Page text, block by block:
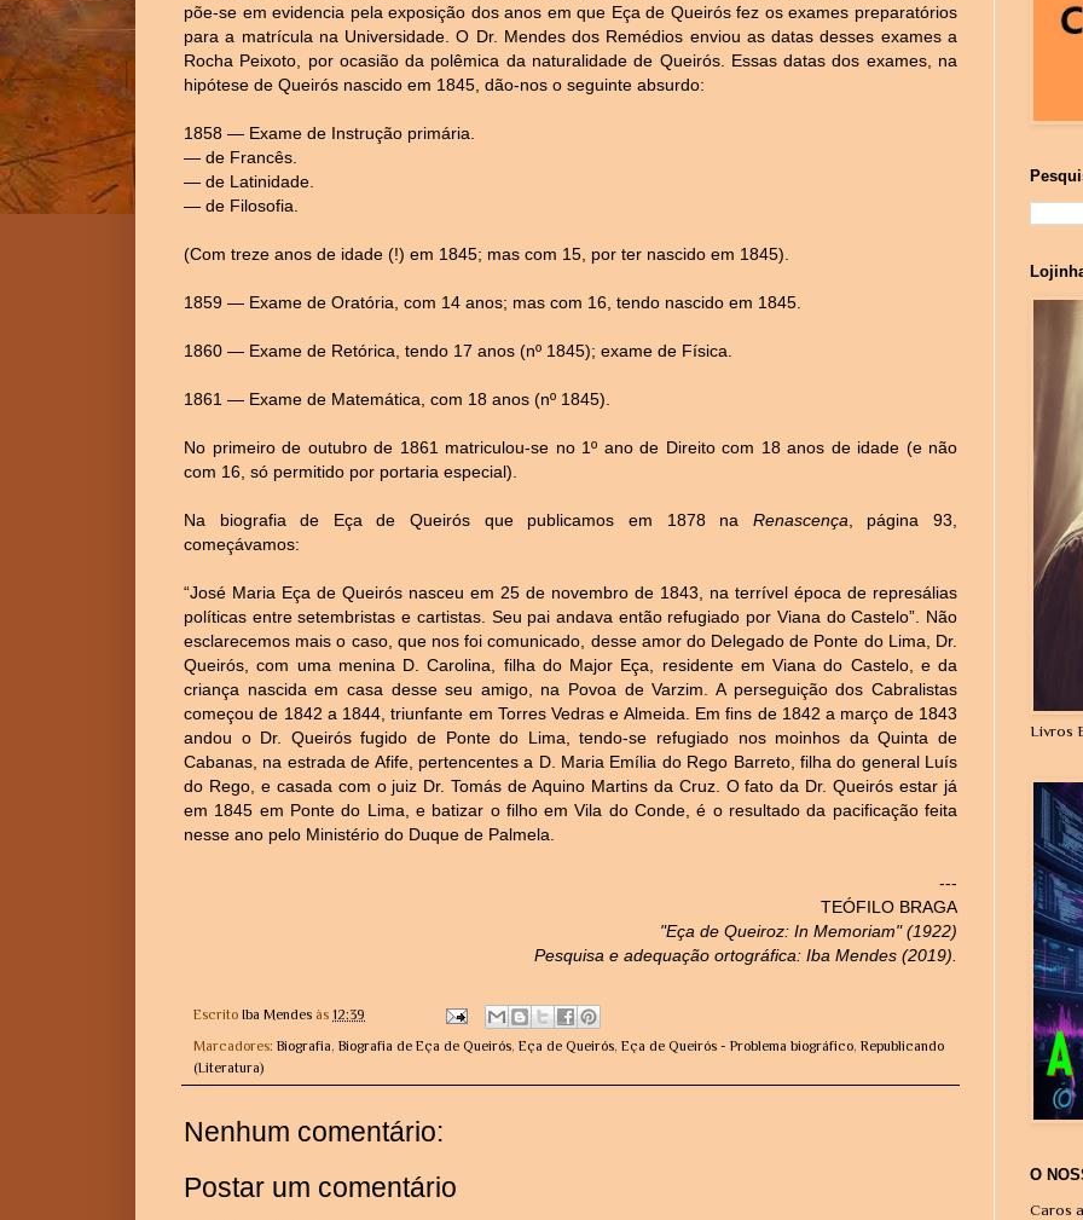
põe-se em evidencia pela exposição dos anos em que Eça de Queirós fez os exames preparatórios
para a matrícula na Universidade. O Dr. Mendes dos Remédios enviou as datas desses exames a
Rocha Peixoto, por ocasião da polêmica da naturalidade de Queirós. Essas datas dos exames, na
hipótese de Queirós nascido em 1845, dão-nos o seguinte absurdo:
1858 — Exame de Instrução primária.
— de Francês.
— de Latinidade.
— de Filosofia.
(Com treze anos de idade (!) em 1845; mas com 15, por ter nascido em 1845).
1859 — Exame de Oratória, com 14 anos; mas com 16, tendo nascido em 1845.
1860 — Exame de Retórica, tendo 17 anos (nº 1845); exame de Física.
1861 — Exame de Matemática, com 18 anos (nº 1845).
No primeiro de outubro de 1861 matriculou-se no 1º ano de Direito com 18 anos de idade (e não
com 16, só permitido por portaria especial).
Na biografia de Eça de Queirós que publicamos em 1878 na Renascença , página 93,
começávamos:
“José Maria Eça de Queirós nasceu em 25 de novembro de 1843, na terrível época de represálias
políticas entre setembristas e cartistas. Seu pai andava então refugiado por Viana do Castelo”. Não
esclarecemos mais o caso, que nos foi comunicado, desse amor do Delegado de Ponte do Lima, Dr.
Queirós, com uma menina D. Carolina, filha do Major Eça, residente em Viana do Castelo, e da
criança nascida em casa desse seu amigo, na Povoa de Varzim. A perseguição dos Cabralistas
começou de 1842 a 1844, triunfante em Torres Vedras e Almeida. Em fins de 1842 a março de 1843
andou o Dr. Queirós fugido de Ponte do Lima, tendo-se refugiado nos moinhos da Quinta de
Cabanas, na estrada de Afife, pertencentes a D. Maria Emília do Rego Barreto, filha do general Luís
do Rego, e casada com o juiz Dr. Tomás de Aquino Martins da Cruz. O fato da Dr. Queirós estar já
em 1845 em Ponte do Lima, e batizar o filho em Vila do Conde, é o resultado da pacificação feita
nesse ano pelo Ministério do Duque de Palmela.
---
TEÓFILO BRAGA
"Eça de Queiroz: In Memoriam" (1922)
Pesquisa e adequação ortográfica: Iba Mendes (2019).
Escrito Iba Mendes às 12:39
Marcadores: Biografia, Biografia de Eça de Queirós, Eça de Queirós, Eça de Queirós - Problema biográfico, Republicando
(Literatura)
Nenhum comentário:
Postar um comentário
Livros
O
Caros